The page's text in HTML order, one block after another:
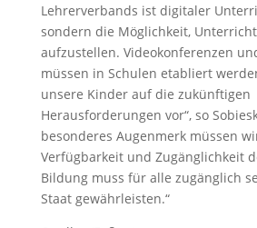
Lehrerverbands ist digitaler
sondern die Möglichkeit,
aufzustellen. Videokonferenzen
müssen in Schulen etabliert
unsere Kinder auf die zukünftigen
Herausforderungen vor“, so
besonderes Augenmerk müssen
Verfügbarkeit und Zugänglichkeit
Bildung muss für alle zugänglich
Staat gewährleisten.“